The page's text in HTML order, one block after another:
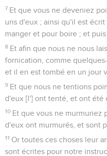
7 Et que vous ne deveniez
uns d'eux ; ainsi qu'il est
manger et pour boire ; et
8 Et afin que nous ne nous
fornication, comme
et il en est tombé en un jour
9 Et que nous ne tentions
d'eux [l'] ont tenté, et ont été
10 Et que vous ne murmuriez
d'eux ont murmurés, et sont
11 Or toutes ces choses leur
sont écrites pour notre